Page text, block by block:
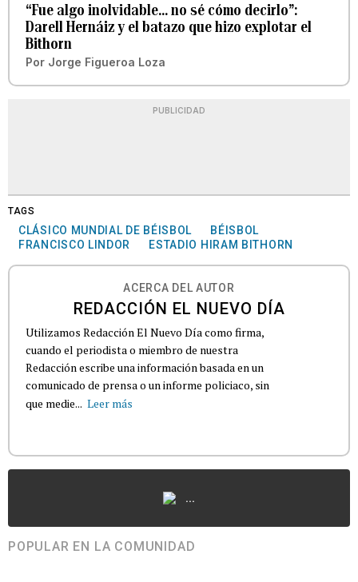
“Fue algo inolvidable... no sé cómo decirlo”:
Darell Hernáiz y el batazo que hizo explotar el
Bithorn
Por Jorge Figueroa Loza
PUBLICIDAD
TAGS
CLÁSICO MUNDIAL DE BÉISBOL
BÉISBOL
FRANCISCO LINDOR
ESTADIO HIRAM BITHORN
ACERCA DEL AUTOR
REDACCIÓN EL NUEVO DÍA
Utilizamos Redacción El Nuevo Día como firma,
cuando el periodista o miembro de nuestra
Redacción escribe una información basada en un
comunicado de prensa o un informe policiaco, sin
que medie... Leer más
...
POPULAR EN LA COMUNIDAD